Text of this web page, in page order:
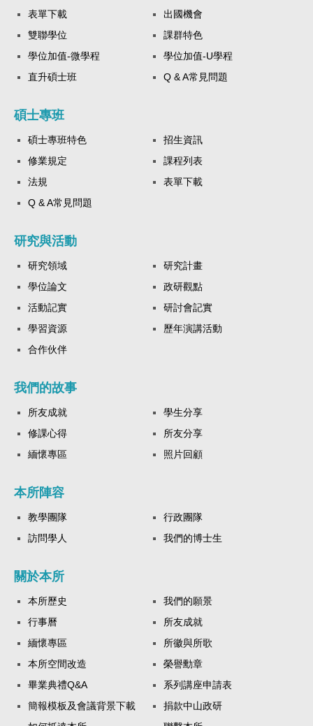
表單下載
出國機會
雙聯學位
課群特色
學位加值-微學程
學位加值-U學程
直升碩士班
Q & A常見問題
碩士專班
碩士專班特色
招生資訊
修業規定
課程列表
法規
表單下載
Q & A常見問題
研究與活動
研究領域
研究計畫
學位論文
政研觀點
活動記實
研討會記實
學習資源
歷年演講活動
合作伙伴
我們的故事
所友成就
學生分享
修課心得
所友分享
緬懷專區
照片回顧
本所陣容
教學團隊
行政團隊
訪問學人
我們的博士生
關於本所
本所歷史
我們的願景
行事曆
所友成就
緬懷專區
所徽與所歌
本所空間改造
榮譽勳章
畢業典禮Q&A
系列講座申請表
簡報模板及會議背景下載
捐款中山政研